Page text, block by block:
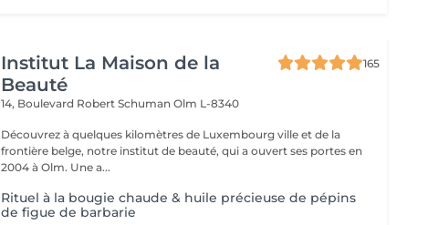
Institut La Maison de la
Beauté
165
14, Boulevard Robert SchumanOlm L-8340
Découvrez à quelques kilomètres de Luxembourg ville et de la
frontière belge, notre institut de beauté, qui a ouvert ses portes en
2004 à Olm. Une a...
Rituel à la bougie chaude & huile précieuse de pépins
de figue de barbarie